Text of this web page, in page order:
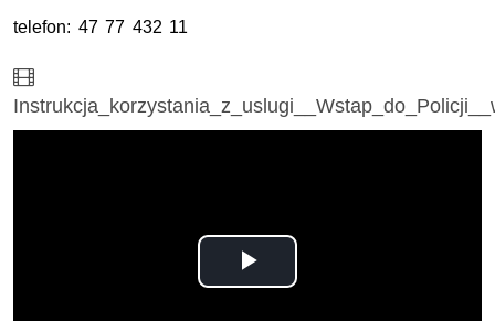
telefon: 47 77 432 11
Film
Odtwórz